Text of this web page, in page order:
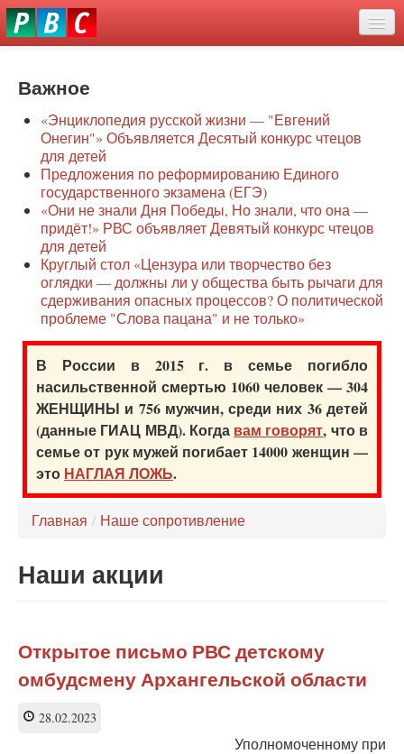
Перейти
к
О нас
Защита семей
Образование
Наше сопротивление
Регионы
Видео
Важное
«Энциклопедия русской жизни — "Евгений
Онегин"» Объявляется Десятый конкурс чтецов
для детей
Предложения по реформированию Единого
государственного экзамена (ЕГЭ)
«Они не знали Дня Победы, Но знали, что она —
придёт!» РВС объявляет Девятый конкурс чтецов
для детей
Круглый стол «Цензура или творчество без
оглядки — должны ли у общества быть рычаги для
сдерживания опасных процессов? О политической
проблеме "Слова пацана" и не только»
В России в 2015 г. в семье погибло
насильственной смертью 1060 человек — 304
ЖЕНЩИНЫ и 756 мужчин, среди них 36 детей
(данные ГИАЦ МВД). Когда вам говорят, что в
семье от рук мужей погибает 14000 женщин —
это НАГЛАЯ ЛОЖЬ.
Главная / Наше сопротивление
Наши акции
Открытое письмо РВС детскому
омбудсмену Архангельской области
28.02.2023
Уполномоченному при